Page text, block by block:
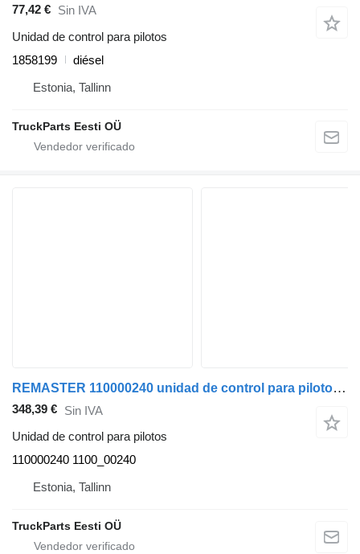
77,42 € Sin IVA
Unidad de control para pilotos
1858199
diésel
Estonia, Tallinn
TruckParts Eesti OÜ
REMASTER 110000240 unidad de control para pilotos para Scania L,P,G,R,S-series (2016-) cabeza tractora
348,39 € Sin IVA
Unidad de control para pilotos
110000240 1100_00240
Estonia, Tallinn
TruckParts Eesti OÜ